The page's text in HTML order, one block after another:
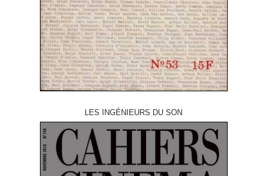
LES INGÉNIEURS DU SON